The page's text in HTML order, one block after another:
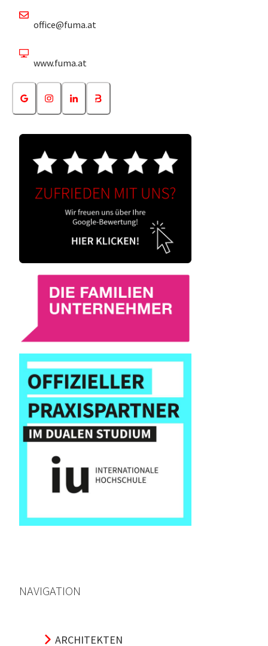
office@fuma.at
www.fuma.at
NAVIGATION
ARCHITEKTEN